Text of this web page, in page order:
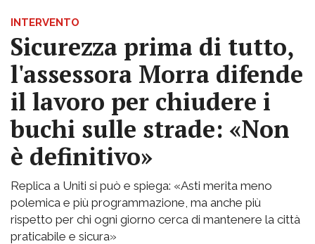
INTERVENTO
Sicurezza prima di tutto,
l'assessora Morra difende
il lavoro per chiudere i
buchi sulle strade: «Non
è definitivo»
Replica a Uniti si può e spiega: «Asti merita meno
polemica e più programmazione, ma anche più
rispetto per chi ogni giorno cerca di mantenere la città
praticabile e sicura»